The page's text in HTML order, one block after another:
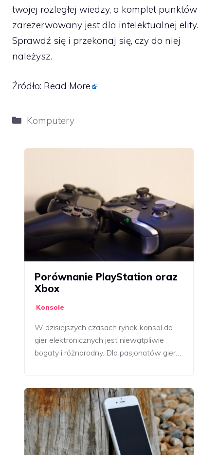
twojej rozległej wiedzy, a komplet punktów
zarezerwowany jest dla intelektualnej elity.
Sprawdź się i przekonaj się, czy do niej
należysz.
Źródło: Read More
Kategorie
Komputery
Porównanie PlayStation oraz
Xbox
Konsole
W dzisiejszych czasach rynek konsol do
gier elektronicznych jest niewątpliwie
bogaty i różnorodny. Dla pasjonatów gier…